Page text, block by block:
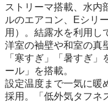
ストリーマ搭載、水内
ルのエアコン、Eシリ
用）。結露水を利用し
洋室の袖壁や和室の真
「寒すぎ」「暑すぎ
ール」を搭載。
設定温度まで一気に暖
採用。「低外気タフネ